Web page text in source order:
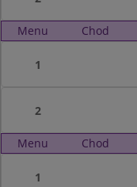
Menu Chod
1
2
Menu Chod
1